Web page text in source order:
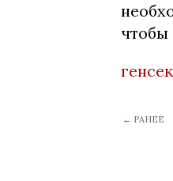
чтобы
← РАНЕЕ